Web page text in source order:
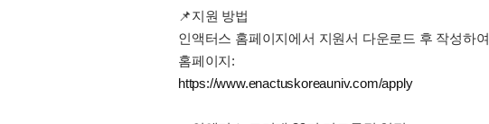
📌지원 방법
인액터스 홈페이지에서 지원서 다운로드 후 작성하여
홈페이지:
https://www.enactuskoreauniv.com/apply